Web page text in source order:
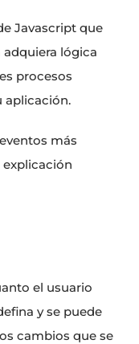
Javascript que
lógica
procesos
aplicación.
más
el usuario
y se puede
cambios que se